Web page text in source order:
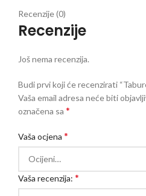
Recenzije (0)
Recenzije
Još nema recenzija.
Budi prvi koji će recenzirati
Vaša email adresa neće biti
označena sa *
Vaša ocjena *
Vaša recenzija: *